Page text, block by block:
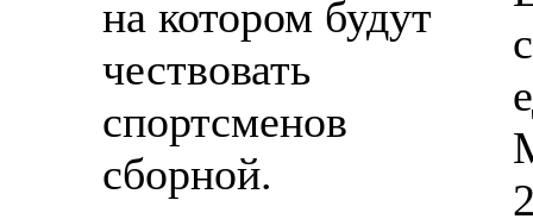
на котором будут
чествовать
спортсменов
сборной.